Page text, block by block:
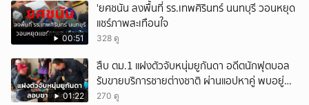
00:51
'ยศชนัน ลงพื้นที่ รร.เทพศิรินทร์ นนทบุรี วอนหยุด
แชร์ภาพสะเทือนใจ
328 ดู
01:22
สืบ ตม.1 แฝงตัวจับหนุ่มยูกันดา อดีตนักฟุตบอล
รับขายบริการชายต่างชาติ ผ่านแอปหาคู่ พบอยู่
เกินกำหนดอนุญาต
270 ดู